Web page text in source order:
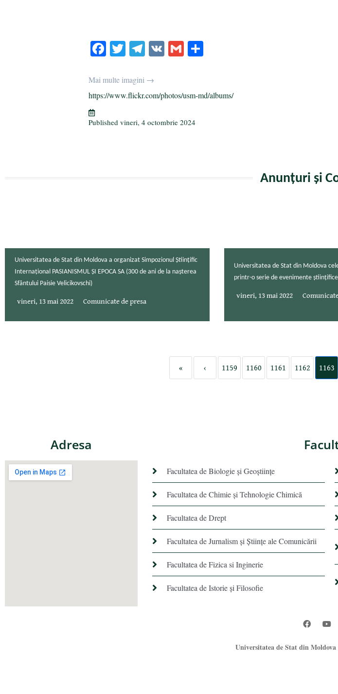
Fa
bo
ok
T
tte
r
Te
gr
a
V G
ea
Mai multe imagini →
https://www.flickr.com/photos/usm-md/albums/
Published vineri, 4 octombrie 2024
Anunțuri și
Universitatea de Stat din Moldova a organizat Simpozionul Științific
Internațional PASIANISMUL ȘI EPOCA SA (300 de ani de la nașterea
Sfântului Paisie Velicikovschi)
vineri, 13 mai 2022 Comunicate de presa
Universitatea de Stat din Moldova
printr-o serie de evenimente științifice
vineri, 13 mai 2022
« ‹ 1159 1160 1161 1162 1163
Adresa
Facultatea de Biologie și Geoștiințe
Facultatea de Chimie şi Tehnologie Chimică
Facultatea de Drept
Facultatea de Jurnalism şi Ştiinţe ale Comunicării
Facultatea de Fizica si Inginerie
Facultatea de Istorie şi Filosofie
Universitatea de Stat din